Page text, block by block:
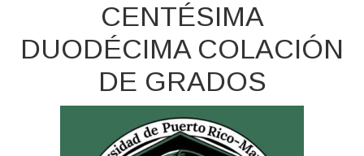
CENTÉSIMA
DUODÉCIMA COLACIÓN
DE GRADOS